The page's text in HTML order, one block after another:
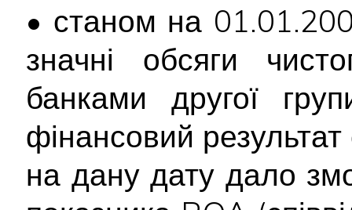
• станом на
значні обсяги
банками другої
фінансовий
на дану дату дало